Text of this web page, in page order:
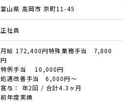
富山県 高岡市 京町11-45
正社員
月給 172,400円特殊業務手当 7,800
円
特例手当 10,000円
処遇改善手当 6,000円～
賞与： 年2回 / 合計4.3ヶ月
前年度実績